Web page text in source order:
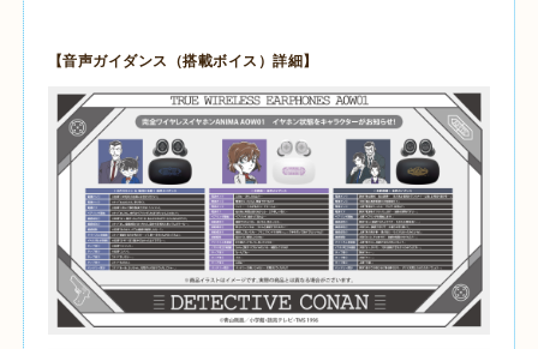
【音声ガイダンス（搭載ボイス）詳細】